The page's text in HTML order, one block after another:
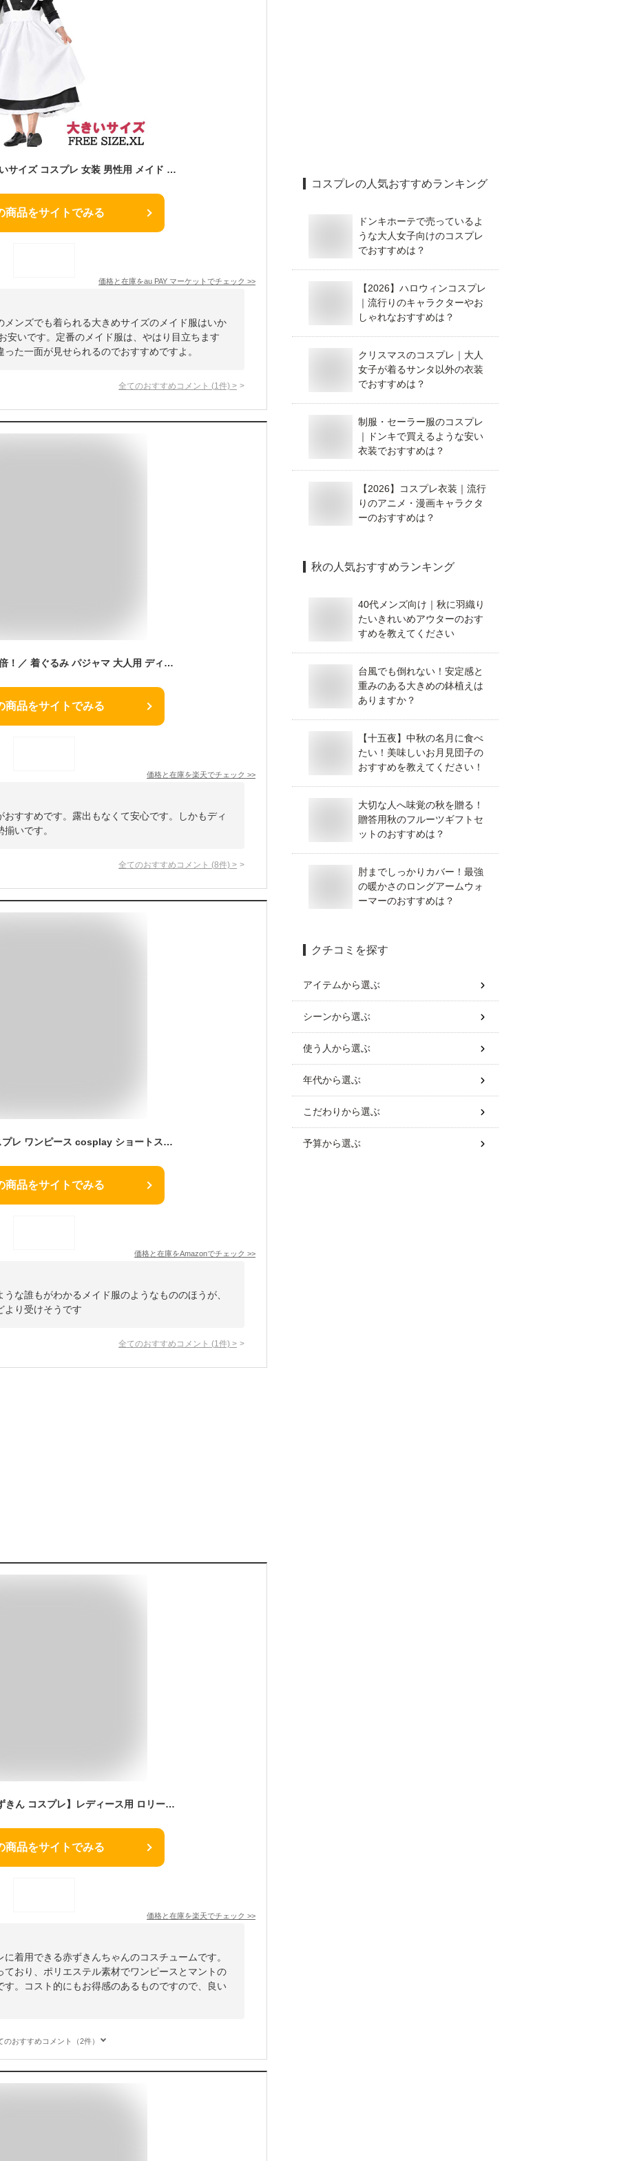
メイド服 男性用 大きいサイズ コスプレ 女装 男性用 メイド メンズ 仮装 コスチューム 二次会 ワンピース 余興 学園祭 文化祭 コスプレ
商品をサイトでみる
価格と在庫をau PAY マーケット でチェック >>
ンズでも着られる大きめサイズのメイド服はいか
安いです。定番のメイド服は、やはり目立ちます
た一面が見せられるのでおすすめですよ。
全てのおすすめコメント (1 件) >
＼期間限定ポイント5倍！／ 着ぐるみ パジャマ 大人用 ディズニー フリース プーさん ティガー ピグレット イーヨー dny066 dny068 dny069 dny070 ディズニー ハロウィン 衣装 変装 コスチューム キャラクター ギフト プレゼント コスプレ 仮装 忘年会 サザック 佐川
商品をサイトでみる
価格と在庫を楽天でチェック >>
すすめです。露出もなくて安心です。しかもディ
いです。
全てのおすすめコメント (8件) >
[FULINE] メイド コスプレ ワンピース cosplay ショートスカート 英国風 大きいサイズ 文化祭 学園祭 衣装 撮影 初心者 セット ショート L
商品をサイトでみる
価格と在庫をAmazonでチェック >>
な誰もがわかるメイド服のようなもののほうが、
より受けそうです
全てのおすすめコメント (1 件) >
即納【ハロウィン 赤ずきん コスプレ】レディース用 ロリータ衣装 赤ずきんちゃん 悪魔コスチューム童話 フード マント ケープ コスプレ コスチューム 舞台 演出服 文化祭 宴会 余興衣装 衣裳 仮装 女性 おしゃれ ハロウィン 海外イベント costume Halloween衣装
商品をサイトでみる
価格と在庫を楽天でチェック >>
着用できる赤ずきんちゃんのコスチュームです。
おり、ポリエステル素材でワンピースとマントの
。コスト的にもお得感のあるものですので、良い
のおすすめコメント（2件）
コスプレの人気おすすめランキング
ドンキホーテで売っているよ
うな大人女子向けのコスプレ
でおすすめは？
【2026】ハロウィンコスプレ
｜流行りのキャラクターやお
しゃれなおすすめは？
クリスマスのコスプレ｜大人
女子が着るサンタ以外の衣装
でおすすめは？
制服・セーラー服のコスプレ
｜ドンキで買えるような安い
衣装でおすすめは？
【2026】コスプレ衣装｜流行
りのアニメ・漫画キャラクタ
ーのおすすめは？
秋の人気おすすめランキング
40代メンズ向け｜秋に羽織り
たいきれいめアウターのおす
すめを教えてください
台風でも倒れない！安定感と
重みのある大きめの鉢植えは
ありますか？
【十五夜】中秋の名月に食べ
たい！美味しいお月見団子の
おすすめを教えてください！
大切な人へ味覚の秋を贈る！
贈答用秋のフルーツギフトセ
ットのおすすめは？
肘までしっかりカバー！最強
の暖かさのロングアームウォ
ーマーのおすすめは？
クチコミを探す
アイテムから選ぶ
シーンから選ぶ
使う人から選ぶ
年代から選ぶ
こだわりから選ぶ
予算から選ぶ